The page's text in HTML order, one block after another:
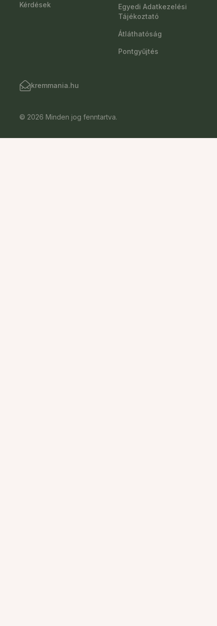
Kérdések
Egyedi Adatkezelési
Tájékoztató
Átláthatóság
Pontgyűjtés
kremmania.hu
© 2026 Minden jog fenntartva.